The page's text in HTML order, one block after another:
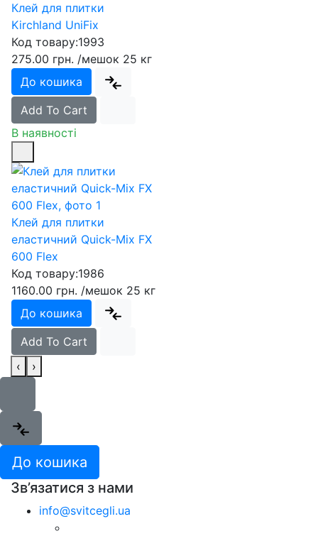
Клей для плитки
Kirchland UniFix
Код товару:1993
275.00 грн. /мешок 25 кг
До кошика
Add To Cart
В наявності
Клей для плитки
еластичний Quick-Mix FX
600 Flex
Код товару:1986
1160.00 грн. /мешок 25 кг
До кошика
Add To Cart
‹
›
До кошика
Зв’язатися з нами
info@svitcegli.ua